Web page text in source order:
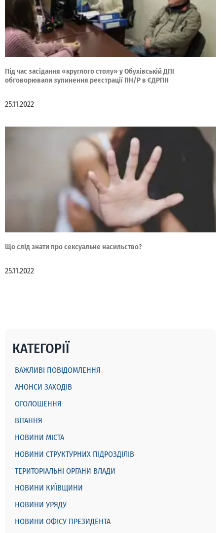
Під час засідання «круглого столу» у Обухівській ДПІ
обговорювали зупинення реєстрації ПН/Р в ЄДРПН
25.11.2022
Що слід знати про сексуальне насильство?
25.11.2022
КАТЕГОРІЇ
ВАЖЛИВІ ПОВІДОМЛЕННЯ
АНОНСИ ЗАХОДІВ
ОГОЛОШЕННЯ
ВІТАННЯ
НОВИНИ МІСТА
НОВИНИ СТРУКТУРНИХ ПІДРОЗДІЛІВ
ТЕРИТОРІАЛЬНІ ОРГАНИ ВЛАДИ
НОВИНИ КИЇВЩИНИ
НОВИНИ УРЯДУ
НОВИНИ ОФІСУ ПРЕЗИДЕНТА